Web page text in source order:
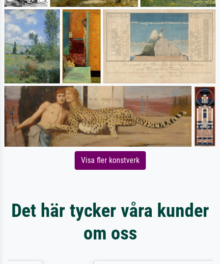
Visa fler konstverk
Det här tycker våra kunder
om oss